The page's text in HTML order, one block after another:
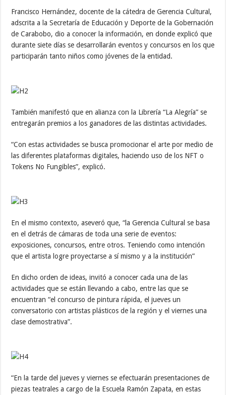
Francisco Hernández, docente de la cátedra de Gerencia Cultural,
adscrita a la Secretaría de Educación y Deporte de la Gobernación
de Carabobo, dio a conocer la información, en donde explicó que
durante siete días se desarrollarán eventos y concursos en los que
participarán tanto niños como jóvenes de la entidad.
También manifestó que en alianza con la Librería “La Alegría” se
entregarán premios a los ganadores de las distintas actividades.
“Con estas actividades se busca promocionar el arte por medio de
las diferentes plataformas digitales, haciendo uso de los NFT o
Tokens No Fungibles”, explicó.
En el mismo contexto, aseveró que, “la Gerencia Cultural se basa
en el detrás de cámaras de toda una serie de eventos:
exposiciones, concursos, entre otros. Teniendo como intención
que el artista logre proyectarse a sí mismo y a la institución”
En dicho orden de ideas, invitó a conocer cada una de las
actividades que se están llevando a cabo, entre las que se
encuentran “el concurso de pintura rápida, el jueves un
conversatorio con artistas plásticos de la región y el viernes una
clase demostrativa”.
“En la tarde del jueves y viernes se efectuarán presentaciones de
piezas teatrales a cargo de la Escuela Ramón Zapata, en estas